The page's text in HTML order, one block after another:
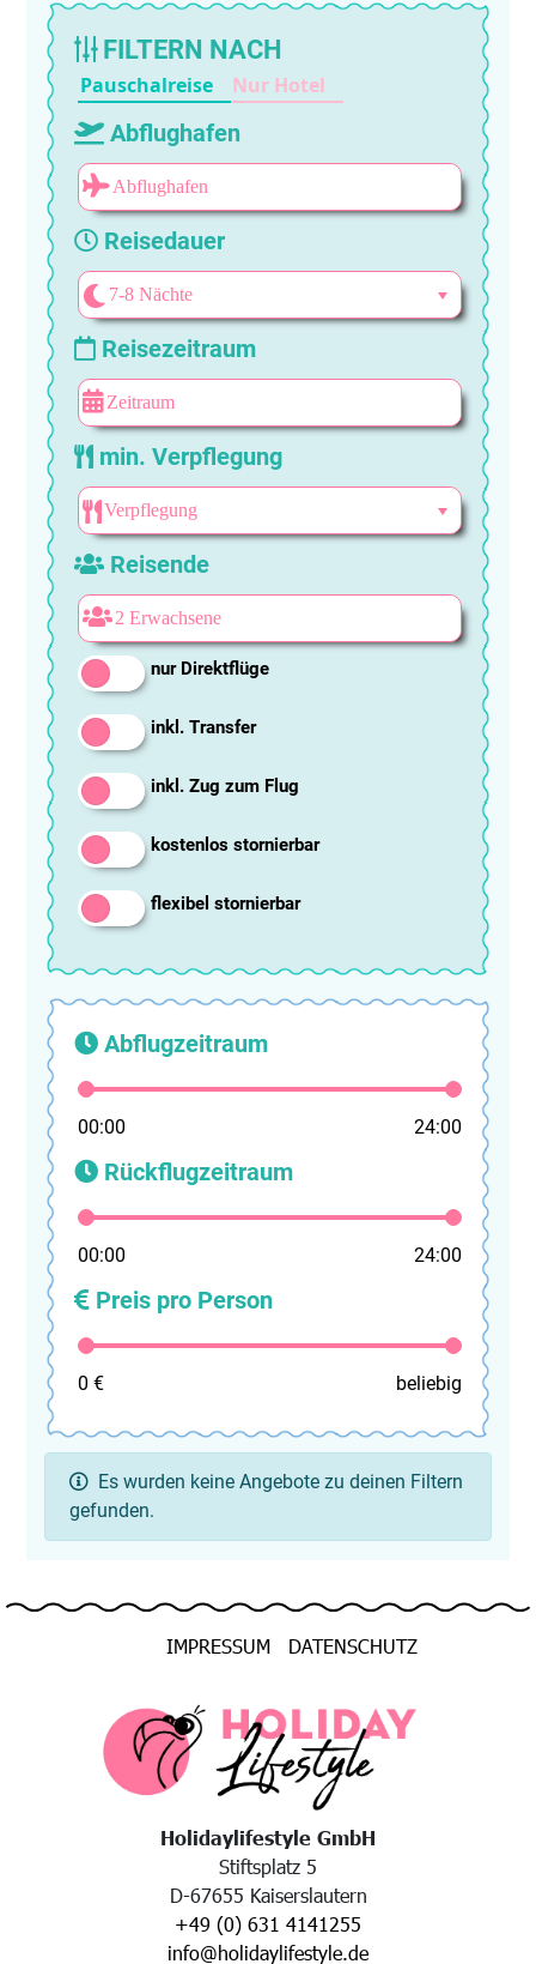
FILTERN NACH
Pauschalreise Nur Hotel
Abflughafen
Reisedauer
Reisezeitraum
min. Verpflegung
Reisende
nur Direktflüge
inkl. Transfer
inkl. Zug zum Flug
kostenlos stornierbar
flexibel stornierbar
Abflugzeitraum
00:00 24:00
Rückflugzeitraum
00:00 24:00
Preis pro Person
0 € beliebig
Es wurden keine Angebote zu deinen Filtern
gefunden.
IMPRESSUM DATENSCHUTZ
Holidaylifestyle GmbH
Stiftsplatz 5
D-67655 Kaiserslautern
+49 (0) 631 4141255
info@holidaylifestyle.de